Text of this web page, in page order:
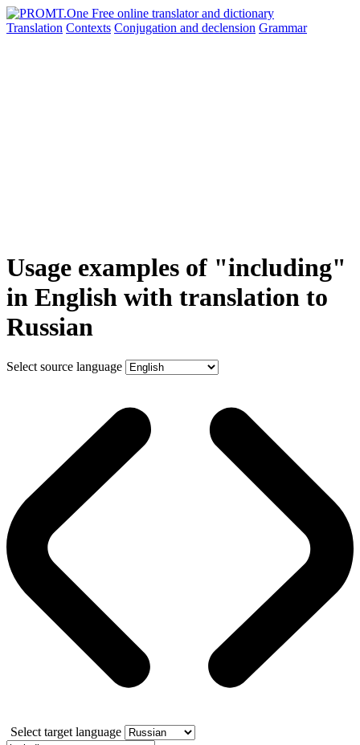
Translation Contexts Conjugation and declension Grammar
Usage examples of "including"
in English with translation to
Russian
Select source language
Select target language